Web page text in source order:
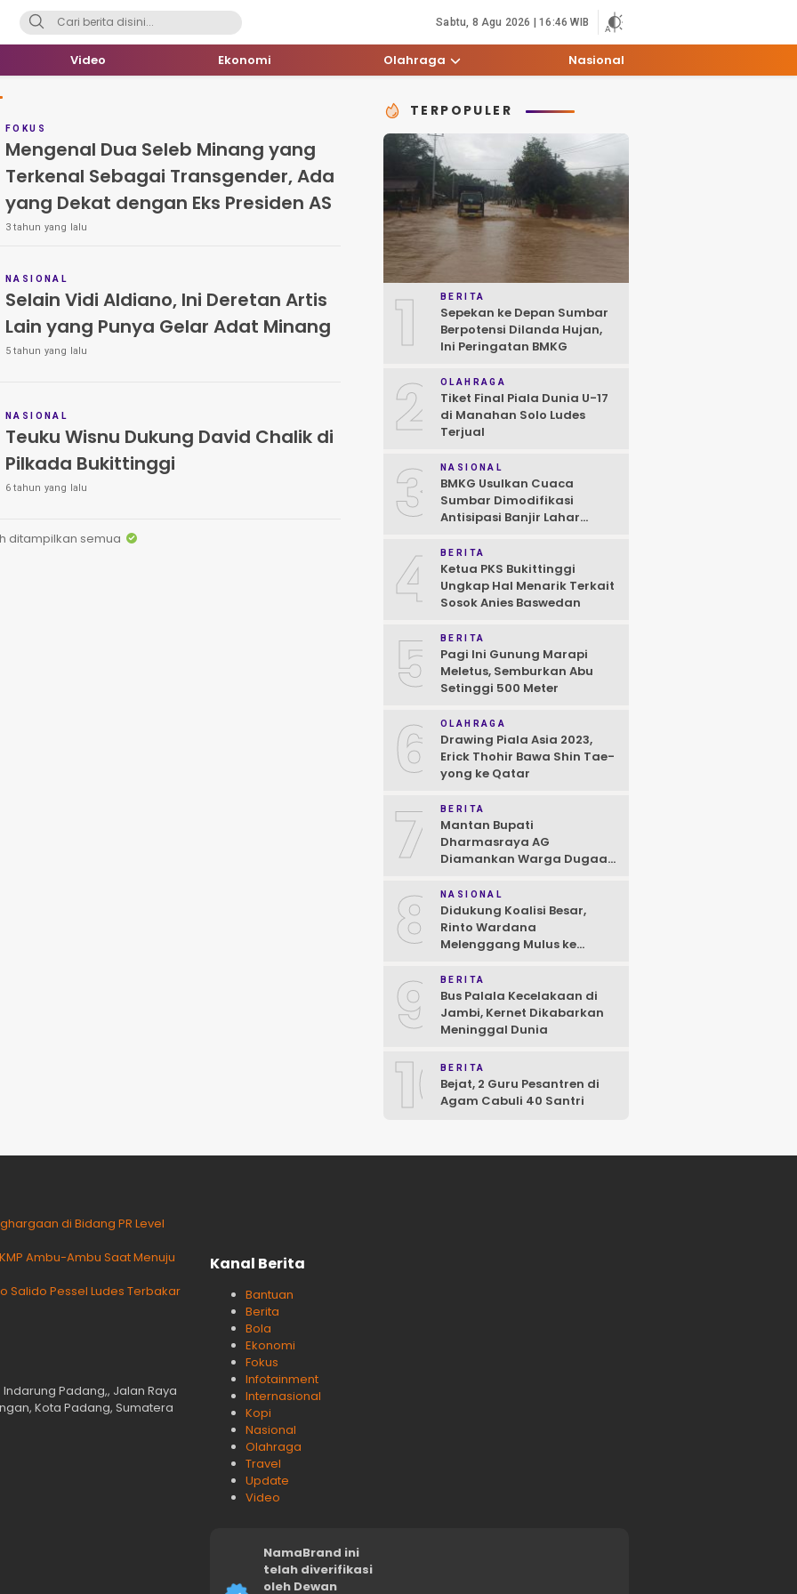
Sabtu, 8 Agu 2026 | 16:46 WIB
Video Ekonomi Olahraga Nasional
FOKUS
Mengenal Dua Seleb Minang yang
Terkenal Sebagai Transgender, Ada
yang Dekat dengan Eks Presiden AS
3 tahun yang lalu
NASIONAL
Selain Vidi Aldiano, Ini Deretan Artis
Lain yang Punya Gelar Adat Minang
5 tahun yang lalu
NASIONAL
Teuku Wisnu Dukung David Chalik di
Pilkada Bukittinggi
6 tahun yang lalu
ditampilkan semua
TERPOPULER
1 BERITA
Sepekan ke Depan Sumbar
Berpotensi Dilanda Hujan,
Ini Peringatan BMKG
2 OLAHRAGA
Tiket Final Piala Dunia U-17
di Manahan Solo Ludes
Terjual
3 NASIONAL
BMKG Usulkan Cuaca
Sumbar Dimodifikasi
Antisipasi Banjir Lahar
4 BERITA
Ketua PKS Bukittinggi
Ungkap Hal Menarik Terkait
Sosok Anies Baswedan
5 BERITA
Pagi Ini Gunung Marapi
Meletus, Semburkan Abu
Setinggi 500 Meter
6 OLAHRAGA
Drawing Piala Asia 2023,
Erick Thohir Bawa Shin Tae-
yong ke Qatar
7 BERITA
Mantan Bupati
Dharmasraya AG
Diamankan Warga Dugaan
8 NASIONAL
Didukung Koalisi Besar,
Rinto Wardana
Melenggang Mulus ke
Mentawai
9 BERITA
Bus Palala Kecelakaan di
Jambi, Kernet Dikabarkan
Meninggal Dunia
10BERITA
Bejat, 2 Guru Pesantren di
Agam Cabuli 40 Santri
di Bidang PR Level
Ambu-Ambu Saat Menuju
Salido Pessel Ludes Terbakar
Indarung Padang,, Jalan Raya
Kota Padang, Sumatera
Kanal Berita
Bantuan
Berita
Bola
Ekonomi
Fokus
Infotainment
Internasional
Kopi
Nasional
Olahraga
Travel
Update
Video
NamaBrand ini
telah diverifikasi
oleh Dewan